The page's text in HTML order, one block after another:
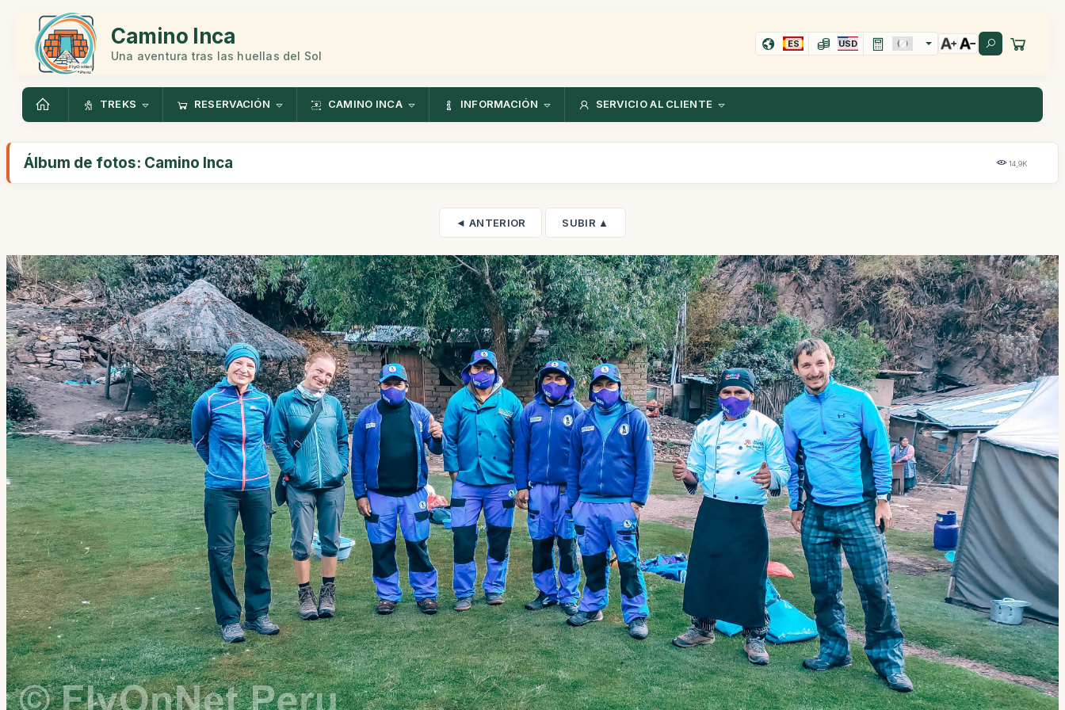
Camino Inca
Una aventura tras las huellas del Sol
ES USD
TREKS RESERVACIÓN CAMINO INCA INFORMACIÓN SERVICIO AL CLIENTE
Álbum de fotos: Camino Inca 14,9K
◄ ANTERIOR SUBIR ▲